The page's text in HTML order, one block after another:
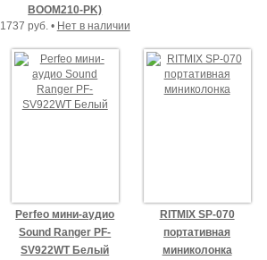
BOOM210-PK)
1737 руб. • Нет в наличии
Perfeo мини-аудио
Sound Ranger PF-
SV922WT Белый
RITMIX SP-070
портативная
миниколонка